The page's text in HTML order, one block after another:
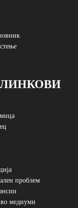
проблем
во медиуми